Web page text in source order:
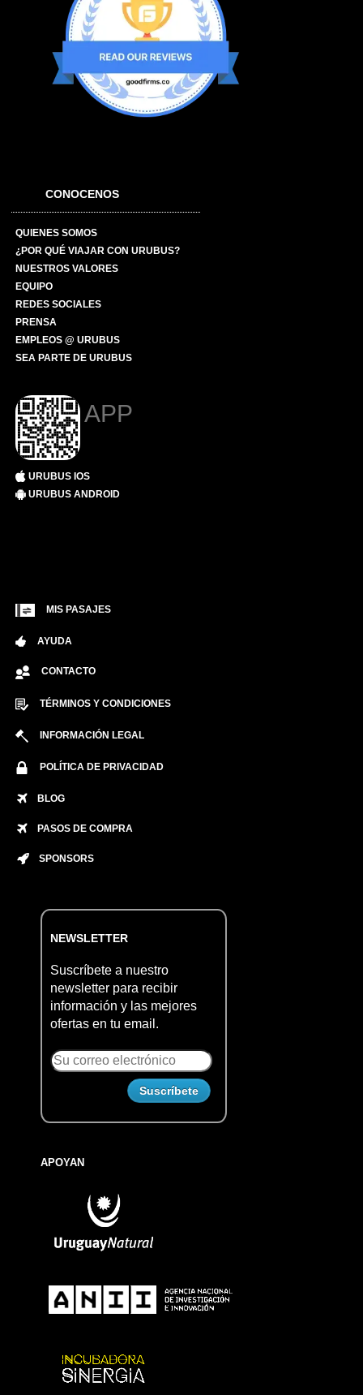
CONOCENOS
QUIENES SOMOS
¿POR QUÉ VIAJAR CON URUBUS?
NUESTROS VALORES
EQUIPO
REDES SOCIALES
PRENSA
EMPLEOS @ URUBUS
SEA PARTE DE URUBUS
APP
URUBUS IOS
URUBUS ANDROID
MIS PASAJES
AYUDA
CONTACTO
TÉRMINOS Y CONDICIONES
INFORMACIÓN LEGAL
POLÍTICA DE PRIVACIDAD
BLOG
PASOS DE COMPRA
SPONSORS
NEWSLETTER
Suscríbete a nuestro
newsletter para recibir
información y las mejores
ofertas en tu email.
APOYAN